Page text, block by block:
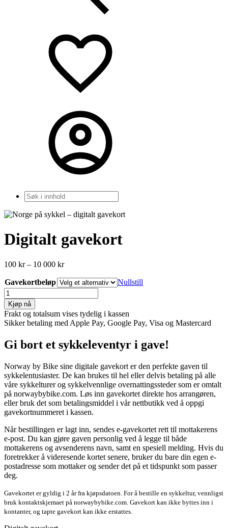
Søk
Zoom
Digitalt gavekort
100 kr – 10 000 krPrisområde:
til
10
000 kr
Gavekortbeløp
Nullstill
Digital
Gift
Card
antall
Kjøp nå
Frakt og totalsum vises tydelig i kassen
Sikker betaling med Apple Pay, Google Pay, Visa og Mastercard
Gi bort et sykkeleventyr i gave!
Norway by Bike sine digitale gavekort er den perfekte gaven til
sykkelentusiaster. De kan brukes til hel eller delvis betaling på alle
våre sykkelturer og sykkelvennlige overnattingssteder som er omtalt
på norwaybybike.com. Løs inn gavekortet direkte hos arrangøren,
eller bruk det som betalingsmiddel i vår nettbutikk ved å oppgi
gavekortnummeret i kassen.
Når bestillingen er lagt inn, sendes e-gavekortet rett til mottakerens
e-post. Du kan gjøre gaven personlig ved å legge til både
mottakerens og avsenderens navn, samt en spesiell melding. Hvis du
foretrekker å videresende kortet senere, bruker du bare din egen e-
postadresse som mottaker og sender det på et tidspunkt som passer
deg.
Gavekortet er gyldig i 2 år fra kjøpsdatoen. For å bestille en sykkeltur, vennligst
bruk kontaktskjemaet på norwaybybike.com. Gavekort kan ikke byttes inn i
kontanter, og tapte gavekort kan ikke erstattes.